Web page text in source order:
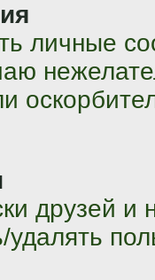
личные
друзей и